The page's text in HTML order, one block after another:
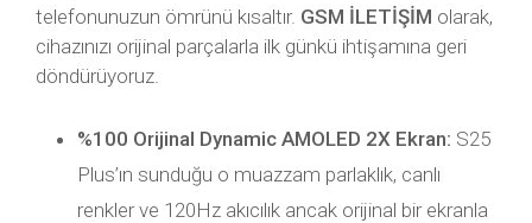
telefonunuzun ömrünü kısaltır. GSM İLETİŞİM olarak,
cihazınızı orijinal parçalarla ilk günkü ihtişamına geri
döndürüyoruz.
%100 Orijinal Dynamic AMOLED 2X Ekran: S25
Plus’ın sunduğu o muazzam parlaklık, canlı
renkler ve 120Hz akıcılık ancak orijinal bir ekranla